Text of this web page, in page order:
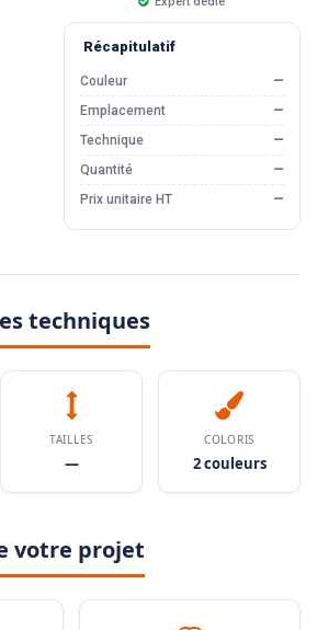
Récapitulatif
Couleur
—
Emplacement
—
Technique
—
Quantité
—
Prix unitaire HT
—
techniques
TAILLES
—
COLORIS
2 couleurs
votre projet